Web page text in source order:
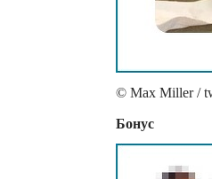
© Max Miller /
Бонус